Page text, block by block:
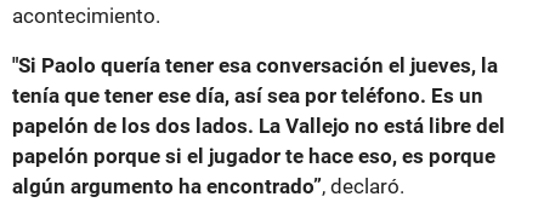
acontecimiento.
"Si Paolo quería tener esa conversación el jueves, la
tenía que tener ese día, así sea por teléfono. Es un
papelón de los dos lados. La Vallejo no está libre del
papelón porque si el jugador te hace eso, es porque
algún argumento ha encontrado”, declaró.